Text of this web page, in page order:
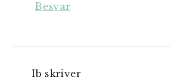
Besvar
Ib skriver